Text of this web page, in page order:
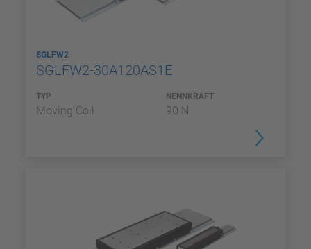
SGLFW2
SGLFW2-30A120AS1E
TYP
Moving Coil
NENNKRAFT
90 N